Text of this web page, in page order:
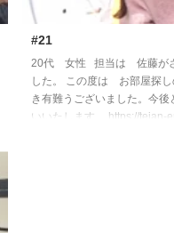
#21
20代 女性 担当は 佐藤がさ
した。 この度は お部屋探し
き有難うございました。今後
いいたします。 https://teian-